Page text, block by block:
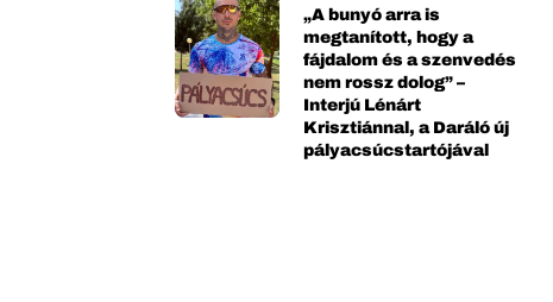
„A bunyó arra is
megtanított, hogy a
fájdalom és a szenvedés
nem rossz dolog” –
Interjú Lénárt
Krisztiánnal, a Daráló új
pályacsúcstartójával